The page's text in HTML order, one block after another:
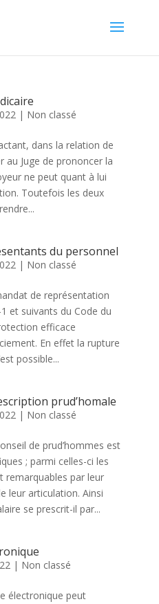
| Non classé
dans la relation de
au Juge de prononcer la
ne peut quant à lui
Toutefois les deux
du personnel
| Non classé
de représentation
et suivants du Code du
efficace
En effet la rupture
possible...
prud’homale
| Non classé
de prud’hommes est
; parmi celles-ci les
remarquables par leur
leur articulation. Ainsi
se prescrit-il par...
| Non classé
électronique peut